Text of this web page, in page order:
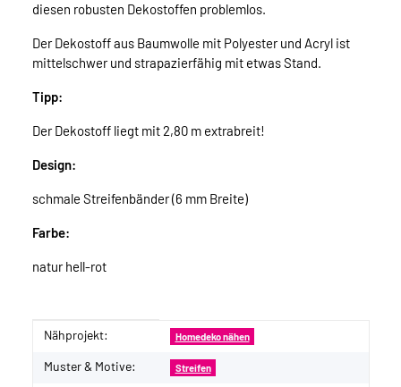
diesen robusten Dekostoffen problemlos.
Der Dekostoff aus Baumwolle mit Polyester und Acryl ist
mittelschwer und strapazierfähig mit etwas Stand.
Tipp:
Der Dekostoff liegt mit 2,80 m extrabreit!
Design:
schmale Streifenbänder (6 mm Breite)
Farbe:
natur hell-rot
Produkteigenschaft
Wert
Nähprojekt: Homedeko nähen
Muster & Motive: Streifen